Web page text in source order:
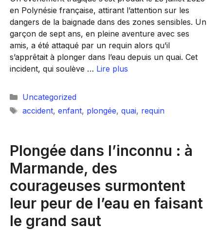
en Polynésie française, attirant l’attention sur les
dangers de la baignade dans des zones sensibles. Un
garçon de sept ans, en pleine aventure avec ses
amis, a été attaqué par un requin alors qu’il
s’apprêtait à plonger dans l’eau depuis un quai. Cet
incident, qui soulève … Lire plus
Catégories
Uncategorized
Étiquettes
accident, enfant, plongée, quai, requin
Plongée dans l’inconnu : à
Marmande, des
courageuses surmontent
leur peur de l’eau en faisant
le grand saut